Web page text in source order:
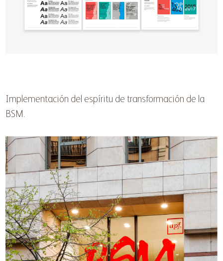
Implementación del espíritu de transformación de la
BSM.